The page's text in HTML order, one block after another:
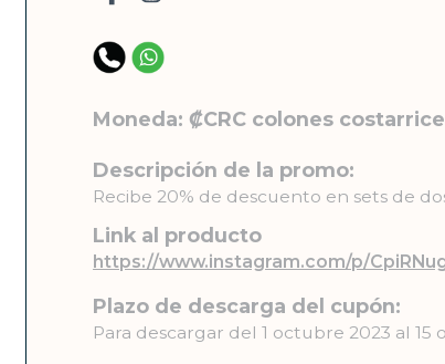
Moneda: ₡CRC colones
Descripción de la promo:
Recibe 20% de descuento en sets de
Link al producto
https://www.instagram.com/p/
Plazo de descarga del cupón:
Para descargar del 1 octubre 2023 al 15